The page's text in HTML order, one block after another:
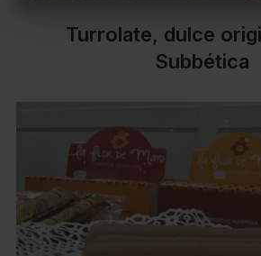
Turrolate, dulce
Subbética